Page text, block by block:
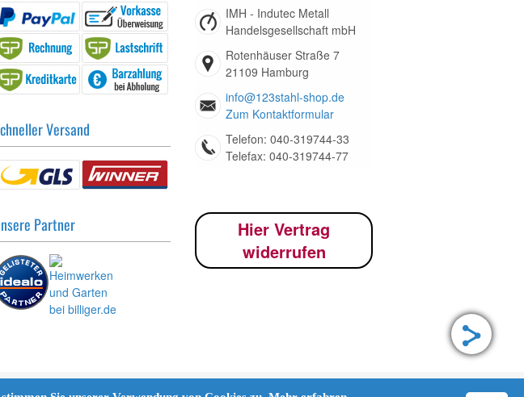
Versand
Partner
IMH - Indutec Metall
Handelsgesellschaft mbH
Rotenhäuser Straße 7
21109 Hamburg
info@123stahl-shop.de
Zum Kontaktformular
Telefon: 040-319744-33
Telefax: 040-319744-77
Hier Vertrag
widerrufen